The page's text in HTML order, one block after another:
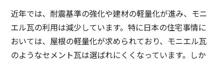
近年では、耐震基準の強化や建材の軽量化が進み、モニ
エル瓦の利用は減少しています。特に日本の住宅事情に
おいては、屋根の軽量化が求められており、モニエル瓦
のようなセメント瓦は選ばれにくくなっています。しか